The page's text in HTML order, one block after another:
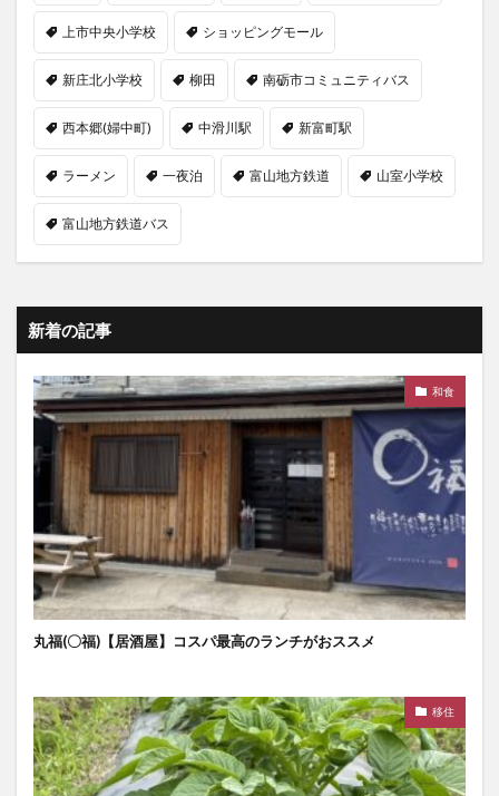
上市中央小学校 ショッピングモール
新庄北小学校 柳田 南砺市コミュニティバス
西本郷(婦中町) 中滑川駅 新富町駅
ラーメン 一夜泊 富山地方鉄道 山室小学校
富山地方鉄道バス
新着の記事
和食
丸福(〇福)【居酒屋】コスパ最高のランチがおススメ
移住